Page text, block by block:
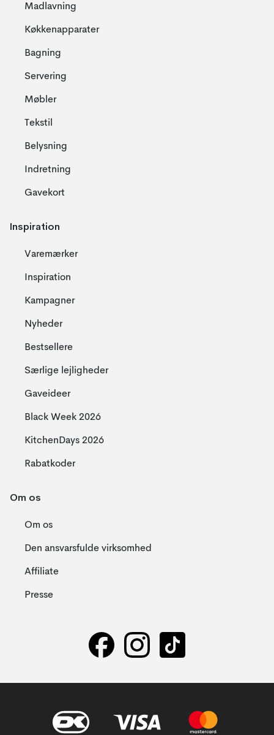
Madlavning
Køkkenapparater
Bagning
Servering
Møbler
Tekstil
Belysning
Indretning
Gavekort
Inspiration
Varemærker
Inspiration
Kampagner
Nyheder
Bestsellere
Særlige lejligheder
Gaveideer
Black Week 2026
KitchenDays 2026
Rabatkoder
Om os
Om os
Den ansvarsfulde virksomhed
Affiliate
Presse